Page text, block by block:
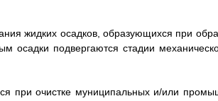
жидких осадков, образующихся при
осадки подвергаются стадии
при очистке муниципальных и/или